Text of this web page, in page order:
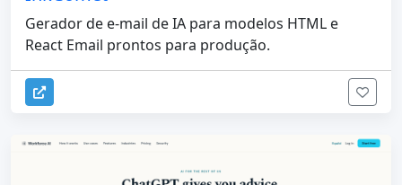
Gerador de e-mail de IA para modelos HTML e
React Email prontos para produção.